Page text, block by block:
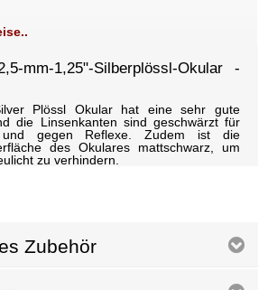
mm-1,25"-Silberplössl-Okular -
Plössl Okular hat eine sehr gute
die Linsenkanten sind geschwärzt für
gegen Reflexe. Zudem ist die
des Okulares mattschwarz, um
zu verhindern.
Zubehör